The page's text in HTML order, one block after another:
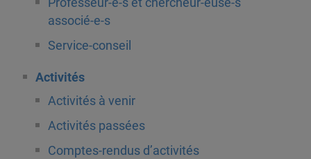
associé-e-s
Service-conseil
Activités
Activités à venir
Activités passées
Comptes-rendus d’activités